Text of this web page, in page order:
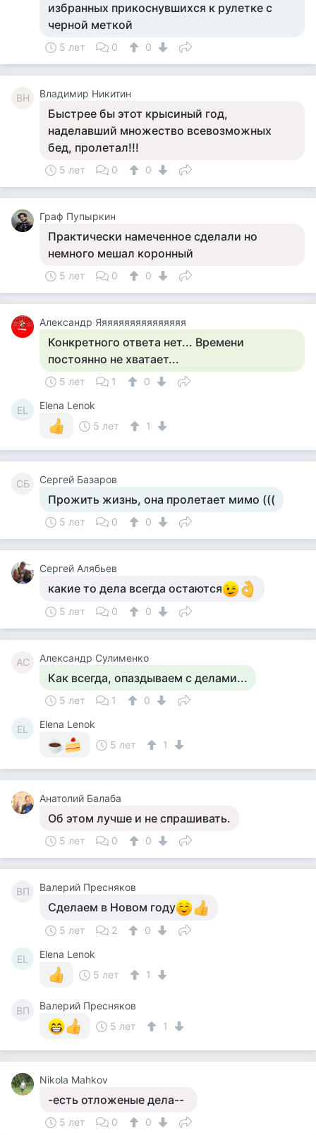
избранных прикоснувшихся к рулетке с
черной меткой
5 лет 0 0
ВН Владимир Никитин
Быстрее бы этот крысиный год,
наделавший множество всевозможных
бед, пролетал!!!
5 лет 0 0
Граф Пупыркин
Практически намеченное сделали но
немного мешал коронный
5 лет 0 0
Александр Яяяяяяяяяяяяяяяя
Конкретного ответа нет... Времени
постоянно не хватает...
5 лет 1 0
EL
Elena Lenok
5 лет
1
СБ Сергей Базаров
Прожить жизнь, она пролетает мимо (((
5 лет 0 0
Сергей Алябьев
какие то дела всегда остаются
5 лет 0 0
АС Александр Сулименко
Как всегда, опаздываем с делами...
5 лет 1 0
EL
Elena Lenok
5 лет
1
Анатолий Балаба
Об этом лучше и не спрашивать.
5 лет 0 0
ВП Валерий Пресняков
Сделаем в Новом году
5 лет 2 0
EL
Elena Lenok
5 лет
1
ВП
Валерий Пресняков
5 лет
1
Nikola Mahkov
-есть отложеные дела--
5 лет 0 0